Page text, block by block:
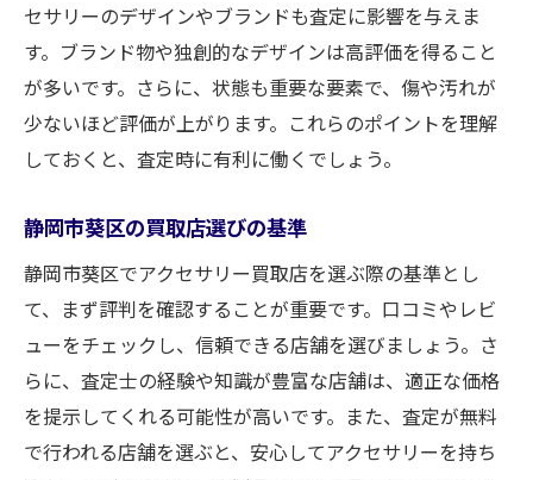
セサリーのデザインやブランドも査定に影響を与えま
す。ブランド物や独創的なデザインは高評価を得ること
が多いです。さらに、状態も重要な要素で、傷や汚れが
少ないほど評価が上がります。これらのポイントを理解
しておくと、査定時に有利に働くでしょう。
静岡市葵区の買取店選びの基準
静岡市葵区でアクセサリー買取店を選ぶ際の基準とし
て、まず評判を確認することが重要です。口コミやレビ
ューをチェックし、信頼できる店舗を選びましょう。さ
らに、査定士の経験や知識が豊富な店舗は、適正な価格
を提示してくれる可能性が高いです。また、査定が無料
で行われる店舗を選ぶと、安心してアクセサリーを持ち